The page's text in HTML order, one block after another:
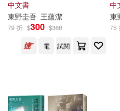
中國計量出版社(1)
天津人民出
版】
中文書
東野圭吾 王蘊潔
79 折 $300 $380
電
試閱
中
東
75